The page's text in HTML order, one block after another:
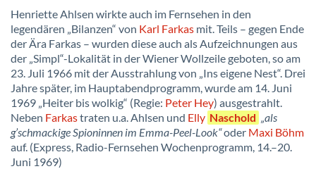
Henriette Ahlsen wirkte auch im Fernsehen in den
legendären „Bilanzen“ von Karl Farkas mit. Teils – gegen Ende
der Ära Farkas – wurden diese auch als Aufzeichnungen aus
der „Simpl“-Lokalität in der Wiener Wollzeile geboten, so am
23. Juli 1966 mit der Ausstrahlung von „Ins eigene Nest“. Drei
Jahre später, im Hauptabendprogramm, wurde am 14. Juni
1969 „Heiter bis wolkig“ (Regie: Peter Hey) ausgestrahlt.
Neben Farkastraten u.a. Ahlsen und Elly Naschold „als
g’schmackige Spioninnen im Emma-Peel-Look“oder Maxi Böhm
auf. (Express, Radio-Fernsehen Wochenprogramm, 14.–20.
Juni 1969)